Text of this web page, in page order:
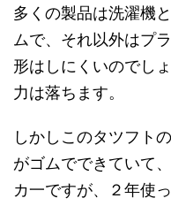
多くの製品は洗濯機
ムで、それ以外はプ
形はしにくいのでし
力は落ちます。
しかしこのタツフト
がゴムでできていて
カ一ですが、２年使